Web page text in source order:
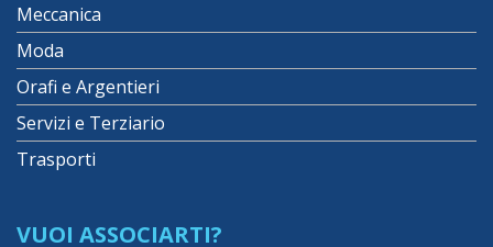
Meccanica
Moda
Orafi e Argentieri
Servizi e Terziario
Trasporti
VUOI ASSOCIARTI?